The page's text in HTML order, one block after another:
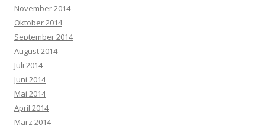
November 2014
Oktober 2014
September 2014
August 2014
Juli 2014
Juni 2014
Mai 2014
April 2014
März 2014